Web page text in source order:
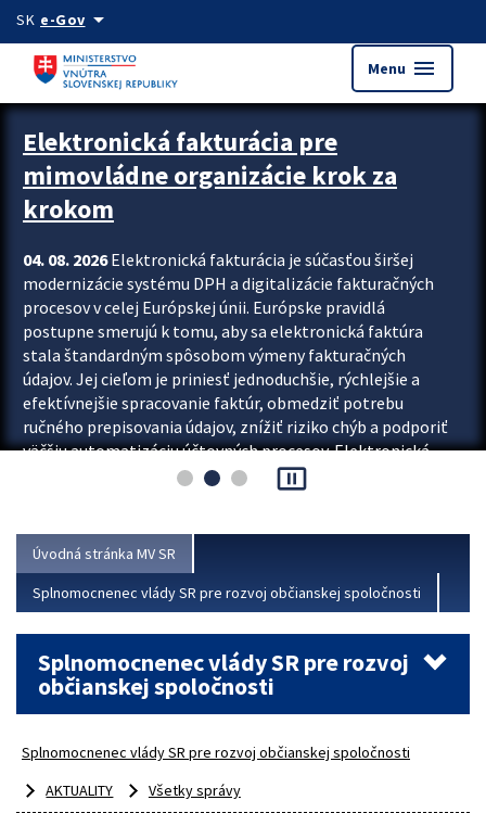
Preskocit na hlavný obsah
SK e-Govarrow_drop_down
Menu menu
Zastavit automatický posun upútavok
Elektronická fakturácia pre
mimovládne organizácie krok za
krokom
04. 08. 2026Elektronická fakturácia je súčasťou širšej
modernizácie systému DPH a digitalizácie fakturačných
procesov v celej Európskej únii. Európske pravidlá
postupne smerujú k tomu, aby sa elektronická faktúra
stala štandardným spôsobom výmeny fakturačných
údajov. Jej cieľom je priniesť jednoduchšie, rýchlejšie a
efektívnejšie spracovanie faktúr, obmedziť potrebu
ručného prepisovania údajov, znížiť riziko chýb a podporiť
väčšiu automatizáciu účtovných procesov. Elektronická
fakturácia preto nepredstavuje...
pause_presentation
Úvodná stránka MV SR
Splnomocnenec vlády SR pre rozvoj občianskej spoločnosti
Splnomocnenec vlády SR pre rozvoj
občianskej spoločnosti
Splnomocnenec vlády SR pre rozvoj občianskej spoločnosti
AKTUALITY
Všetky správy